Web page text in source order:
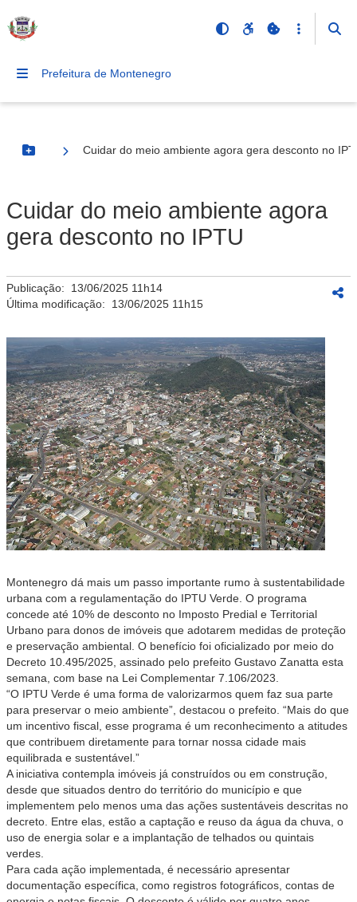
Prefeitura de Montenegro
Botão Menu
Cuidar do meio ambiente agora gera desconto no
Cuidar do meio ambiente agora
gera desconto no IPTU
Publicação: 13/06/2025 11h14
Última modificação: 13/06/2025 11h15
Montenegro dá mais um passo importante rumo à sustentabilidade
urbana com a regulamentação do IPTU Verde. O programa
concede até 10% de desconto no Imposto Predial e Territorial
Urbano para donos de imóveis que adotarem medidas de proteção
e preservação ambiental. O benefício foi oficializado por meio do
Decreto 10.495/2025, assinado pelo prefeito Gustavo Zanatta esta
semana, com base na Lei Complementar 7.106/2023.
“O IPTU Verde é uma forma de valorizarmos quem faz sua parte
para preservar o meio ambiente”, destacou o prefeito. “Mais do que
um incentivo fiscal, esse programa é um reconhecimento a atitudes
que contribuem diretamente para tornar nossa cidade mais
equilibrada e sustentável.”
A iniciativa contempla imóveis já construídos ou em construção,
desde que situados dentro do território do município e que
implementem pelo menos uma das ações sustentáveis descritas no
decreto. Entre elas, estão a captação e reuso da água da chuva, o
uso de energia solar e a implantação de telhados ou quintais
verdes.
Para cada ação implementada, é necessário apresentar
documentação específica, como registros fotográficos, contas de